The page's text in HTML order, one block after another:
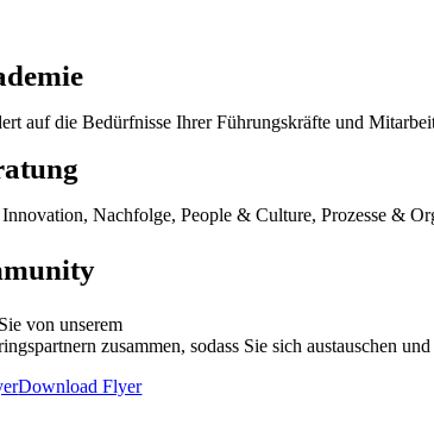
auf dieBedürfnisse Ihrer Führungskräfte und
Innovation, Nachfolge, People & Culture, Prozesse &
von unserem
zusammen, sodass Sie sich austauschen
Download Flyer